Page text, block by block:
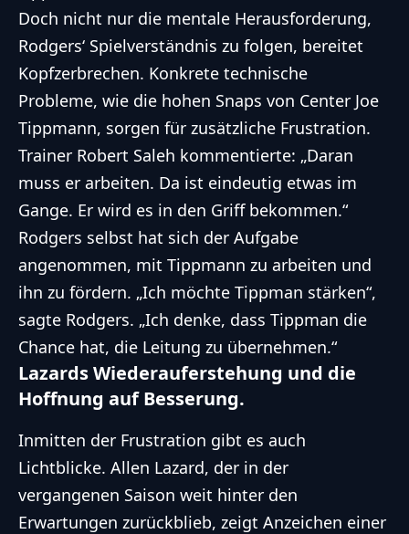
Doch nicht nur die mentale Herausforderung,
Rodgers‘ Spielverständnis zu folgen, bereitet
Kopfzerbrechen. Konkrete technische
Probleme, wie die hohen Snaps von Center Joe
Tippmann, sorgen für zusätzliche Frustration.
Trainer Robert Saleh kommentierte: „Daran
muss er arbeiten. Da ist eindeutig etwas im
Gange. Er wird es in den Griff bekommen.“
Rodgers selbst hat sich der Aufgabe
angenommen, mit Tippmann zu arbeiten und
ihn zu fördern. „Ich möchte Tippman stärken“,
sagte Rodgers. „Ich denke, dass Tippman die
Chance hat, die Leitung zu übernehmen.“
Lazards Wiederauferstehung und die
Hoffnung auf Besserung.
Inmitten der Frustration gibt es auch
Lichtblicke. Allen Lazard, der in der
vergangenen Saison weit hinter den
Erwartungen zurückblieb, zeigt Anzeichen einer